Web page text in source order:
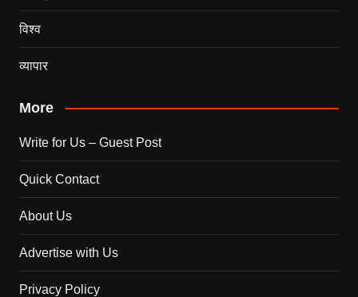
विश्व
व्यापार
More
Write for Us – Guest Post
Quick Contact
About Us
Advertise with Us
Privacy Policy